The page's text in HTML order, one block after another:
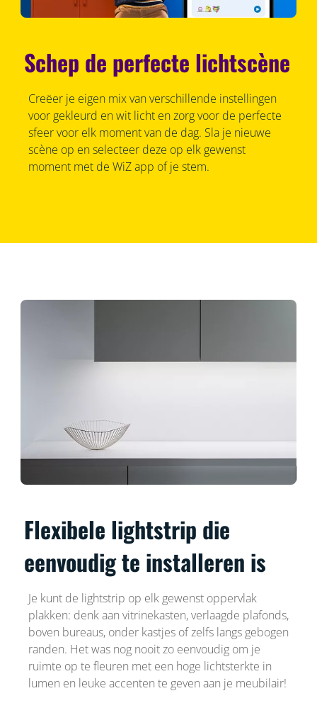
Schep de perfecte lichtscène
Creëer je eigen mix van verschillende instellingen
voor gekleurd en wit licht en zorg voor de perfecte
sfeer voor elk moment van de dag. Sla je nieuwe
scène op en selecteer deze op elk gewenst
moment met de WiZ app of je stem.
Flexibele lightstrip die
eenvoudig te installeren is
Je kunt de lightstrip op elk gewenst oppervlak
plakken: denk aan vitrinekasten, verlaagde plafonds,
boven bureaus, onder kastjes of zelfs langs gebogen
randen. Het was nog nooit zo eenvoudig om je
ruimte op te fleuren met een hoge lichtsterkte in
lumen en leuke accenten te geven aan je meubilair!